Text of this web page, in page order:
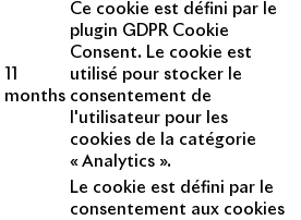
months
Ce cookie est défini par le
plugin GDPR Cookie
Consent. Le cookie est
utilisé pour stocker le
consentement de
l'utilisateur pour les
cookies de la catégorie
« Analytics ».
Le cookie est défini par le
consentement aux cookies